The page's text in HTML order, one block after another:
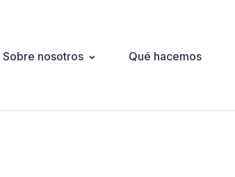
Sobre nosotros Qué hacemos